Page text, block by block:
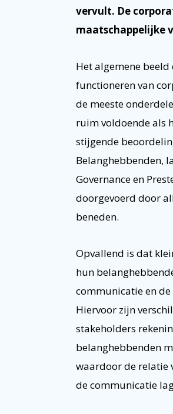
vervult. De
maatschappelijke
Het algemene
functioneren van
de meeste
ruim voldoende als
stijgende
Belanghebbenden,
Governance en
doorgevoerd door
beneden.
Opvallend is dat
hun
communicatie en
Hiervoor zijn
stakeholders
belanghebbenden
waardoor de relatie
de communicatie